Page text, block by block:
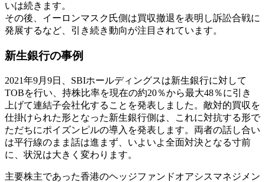
いは続きます。
その後、イーロンマスク氏側は買収撤退を表明し訴訟合戦に
発展するなど、引き続き動向が注目されています。
新生銀行の事例
2021年9月9日、SBIホールディングスは新生銀行に対して
TOBを行い、持株比率を現在の約20％から最大48％に引き
上げて連結子会社化することを発表しました。敵対的買収を
仕掛けられた形となった新生銀行側は、これに対抗する形で
ただちにポイズンピルの導入を発表します。両者の話し合い
は平行線のまま話は進まず、いよいよ全面対決となる寸前
に、状況は大きく変わります。
主要株主であった香港のヘッジファンドオアシスマネジメン